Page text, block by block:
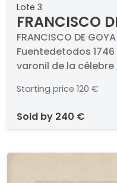
Lote 3
FRANCISCO
LUCIENTES -
célebre
Zaragoza
FRANCISCO DE
Fuentedetodos
varonil de la
aguatinta, punta
Con sello seco de
Starting price 120 €
sold by 240 €